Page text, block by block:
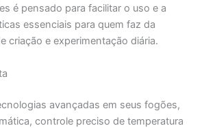
é pensado para facilitar o uso e a
essenciais para quem faz da
criação e experimentação diária.
avançadas em seus fogões,
controle preciso de temperatura